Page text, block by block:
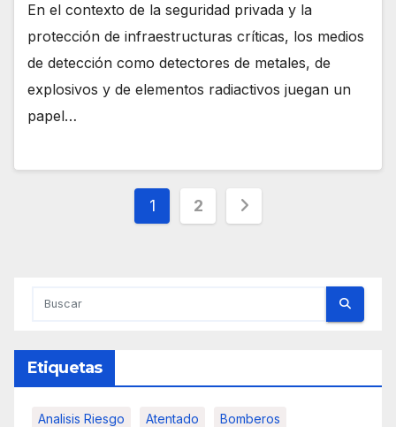
En el contexto de la seguridad privada y la
protección de infraestructuras críticas, los medios
de detección como detectores de metales, de
explosivos y de elementos radiactivos juegan un
papel…
Paginación
1 2
Etiquetas
Analisis Riesgo Atentado Bomberos